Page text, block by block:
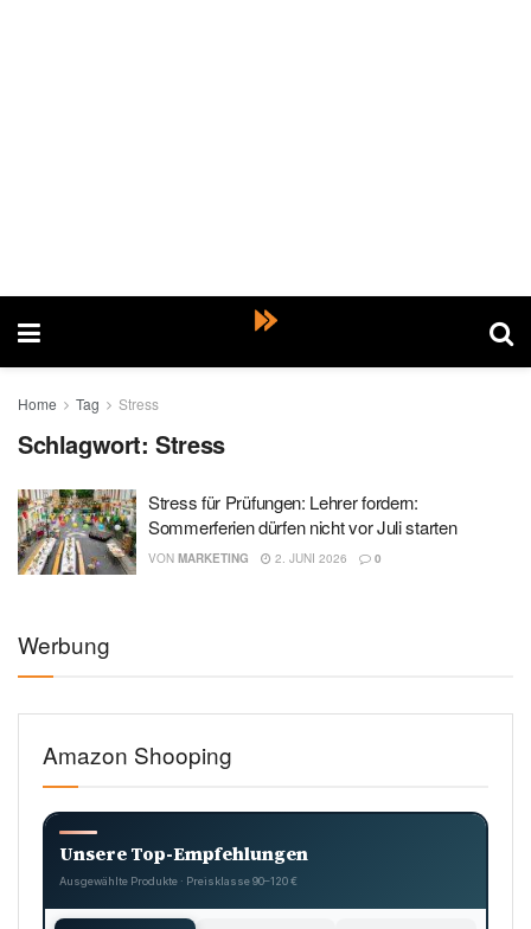
Home Tag Stress
Schlagwort:Stress
Stress für Prüfungen: Lehrer fordern:
Sommerferien dürfen nicht vor Juli starten
VON MARKETING 2. JUNI 2026 0
Werbung
Amazon Shooping
Unsere Top-Empfehlungen
Ausgewählte Produkte · Preisklasse 90–120 €